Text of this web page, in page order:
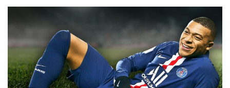
FEMENINO
PAPARAZZI
OKDIARIO